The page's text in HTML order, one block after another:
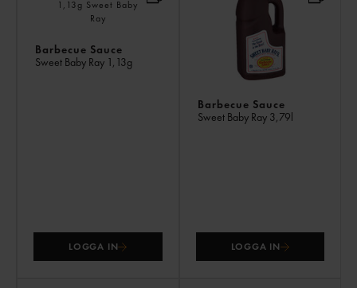
Barbecue Sauce
Sweet Baby Ray 1,13g
LOGGA IN
Barbecue Sauce
Sweet Baby Ray 3,79l
LOGGA IN